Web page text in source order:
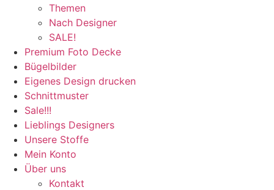
Themen
Nach Designer
SALE!
Premium Foto Decke
Bügelbilder
Eigenes Design drucken
Schnittmuster
Sale!!!
Lieblings Designers
Unsere Stoffe
Mein Konto
Über uns
Kontakt